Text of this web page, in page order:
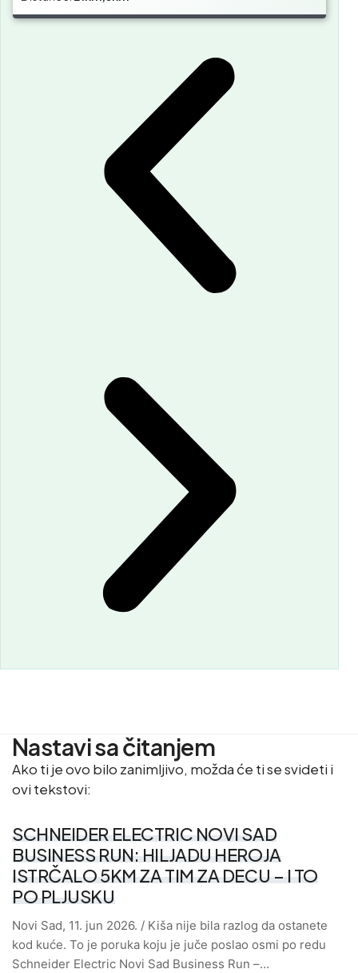
Nastavi sa čitanjem
Ako ti je ovo bilo zanimljivo, možda će ti se svideti i
ovi tekstovi:
SCHNEIDER ELECTRIC NOVI SAD
BUSINESS RUN: HILJADU HEROJA
ISTRČALO 5KM ZA TIM ZA DECU – I TO
PO PLJUSKU
Novi Sad, 11. jun 2026. / Kiša nije bila razlog da ostanete
kod kuće. To je poruka koju je juče poslao osmi po redu
Schneider Electric Novi Sad Business Run –…